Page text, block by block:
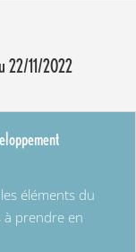
22/11/2022
éléments du
à prendre en